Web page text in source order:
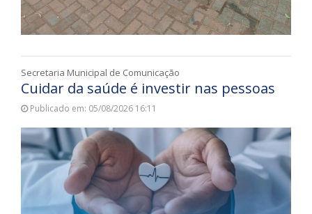
Secretaria Municipal de Comunicação
Cuidar da saúde é investir nas pessoas
Publicado em: 05/08/2026 16:11